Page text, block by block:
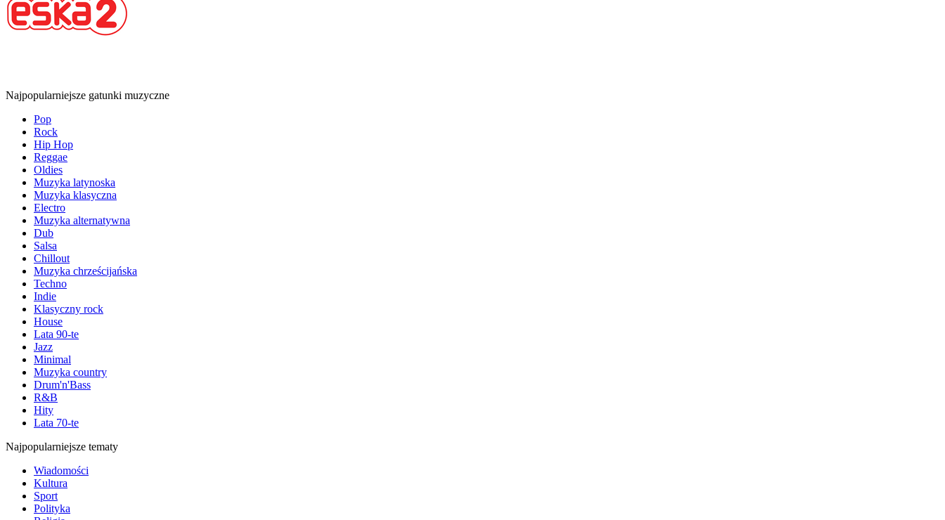
Najpopularniejsze gatunki muzyczne
Pop
Rock
Hip Hop
Reggae
Oldies
Muzyka latynoska
Muzyka klasyczna
Electro
Muzyka alternatywna
Dub
Salsa
Chillout
Muzyka chrześcijańska
Techno
Indie
Klasyczny rock
House
Lata 90-te
Jazz
Minimal
Muzyka country
Drum'n'Bass
R&B
Hity
Lata 70-te
Najpopularniejsze tematy
Wiadomości
Kultura
Sport
Polityka